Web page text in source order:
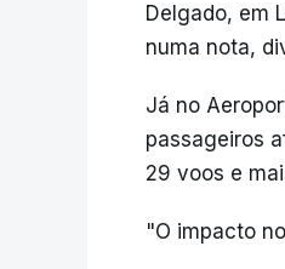
Delgado, em
numa nota,
Já no
passageiros
29 voos e
"O impacto